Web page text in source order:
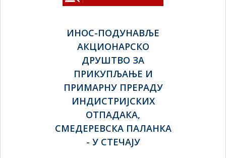
ИНОС-ПОДУНАВЉЕ
АКЦИОНАРСКО
ДРУШТВО ЗА
ПРИКУПЉАЊЕ И
ПРИМАРНУ ПРЕРАДУ
ИНДИСТРИЈСКИХ
ОТПАДАКА,
СМЕДЕРЕВСКА ПАЛАНКА
- У СТЕЧАЈУ